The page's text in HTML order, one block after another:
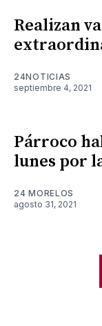
Realizan
24NOTICIAS
septiembre 4, 2021
Párroco
lunes por
24 MORELOS
agosto 31, 2021